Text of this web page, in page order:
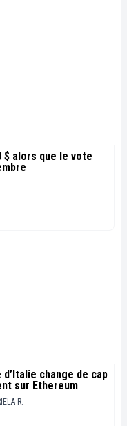
$ alors que le vote
d’Italie change de cap
sur Ethereum
R.